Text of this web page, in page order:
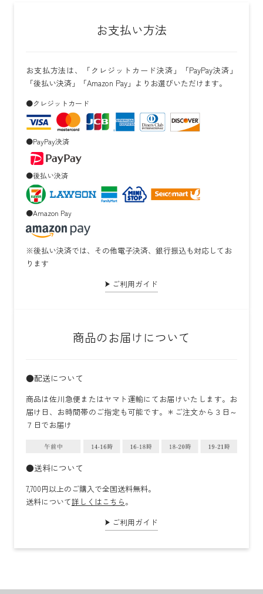
お支払い方法
お支払方法は、「クレジットカード決済」「PayPay決済」
「後払い決済」「Amazon Pay」よりお選びいただけます。
●クレジットカード
●PayPay決済
●後払い決済
●Amazon Pay
※後払い決済では、その他電子決済、銀行振込も対応してお
ります
ご利用ガイド
商品のお届けについて
●配送について
商品は佐川急便またはヤマト運輸にてお届けいたします。お
届け日、お時間帯のご指定も可能です。＊ご注文から３日～
７日でお届け
●送料について
7,700円以上のご購入で全国送料無料。
送料について詳しくはこちら。
ご利用ガイド